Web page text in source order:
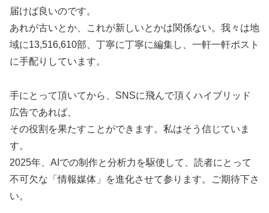
届けば良いのです。
あれが古いとか、これが新しいとかは関係ない。我々は地
域に13,516,610部、丁寧に丁寧に編集し、一軒一軒ポスト
に手配りしています。
手にとって頂いてから、SNSに飛んで頂くハイブリッド
広告であれば、
その役割を果たすことができます。私はそう信じていま
す。
2025年、AIでの制作と分析力を駆使して、読者にとって
不可欠な「情報媒体」を進化させて参ります。ご期待下さ
い。